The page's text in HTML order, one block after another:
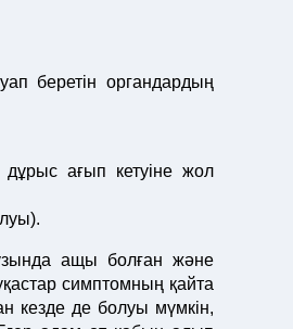
беретін органдардың
ағып кетуіне жол
ащы болған және
симптомның қайта
кезде де болуы мүмкін,